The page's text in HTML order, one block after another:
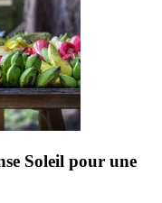
Soleil pour une